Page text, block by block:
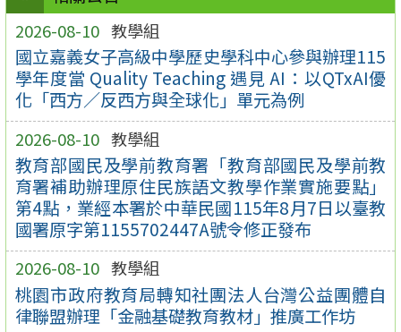
2026-08-10 教學組
國立嘉義女子高級中學歷史學科中心參與辦理115
學年度當 Quality Teaching 遇見 AI：以QTxAI優
化「西方／反西方與全球化」單元為例
2026-08-10 教學組
教育部國民及學前教育署「教育部國民及學前教
育署補助辦理原住民族語文教學作業實施要點」
第4點，業經本署於中華民國115年8月7日以臺教
國署原字第1155702447A號令修正發布
2026-08-10 教學組
桃園市政府教育局轉知社團法人台灣公益團體自
律聯盟辦理「金融基礎教育教材」推廣工作坊